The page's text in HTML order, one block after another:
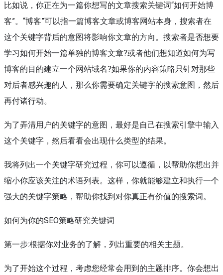
比如说，你正在为一篇你想写的文章搜索关键词“如何开始博
客”。“博客”可以指一篇博客文章或博客网站本身，搜索者在
这个关键字背后的意图将影响你文章的方向。搜索者是否想要
学习如何开始一篇单独的博客文章?或者他们想知道如何为写
博客的目的建立一个网站域名?如果你的内容策略只针对那些
对后者感兴趣的人，那么你需要确定关键字的搜索意图，然后
再付诸行动。
为了弄清用户的关键字的意图，最好是自己在搜索引擎中输入
这个关键字，然后看看会出现什么类型的结果。
我将列出一个关键字研究过程，你可以遵循，以帮助你想出并
缩小你应该关注的术语列表。这样，你就能够建立和执行一个
强大的关键字策略，帮助你找到对你真正有价值的搜索词。
如何为你的SEO策略研究关键词
第一步:根据你对业务的了解，列出重要的相关主题。
为了开始这个过程，考虑您经常会用到的主题排序。你会想出